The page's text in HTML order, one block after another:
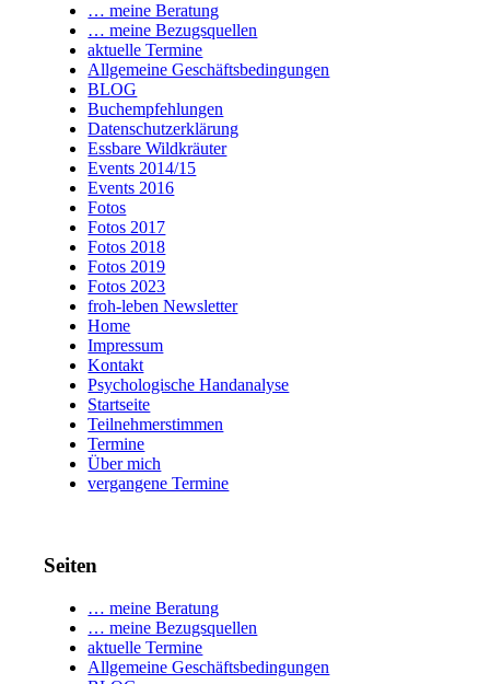
… meine Beratung
… meine Bezugsquellen
aktuelle Termine
Allgemeine Geschäftsbedingungen
BLOG
Buchempfehlungen
Datenschutzerklärung
Essbare Wildkräuter
Events 2014/15
Events 2016
Fotos
Fotos 2017
Fotos 2018
Fotos 2019
Fotos 2023
froh-leben Newsletter
Home
Impressum
Kontakt
Psychologische Handanalyse
Startseite
Teilnehmerstimmen
Termine
Über mich
vergangene Termine
Seiten
… meine Beratung
… meine Bezugsquellen
aktuelle Termine
Allgemeine Geschäftsbedingungen